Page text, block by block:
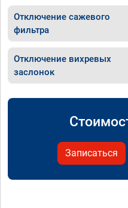
Отключение сажевого
фильтра
Отключение вихревых
заслонок
Записаться